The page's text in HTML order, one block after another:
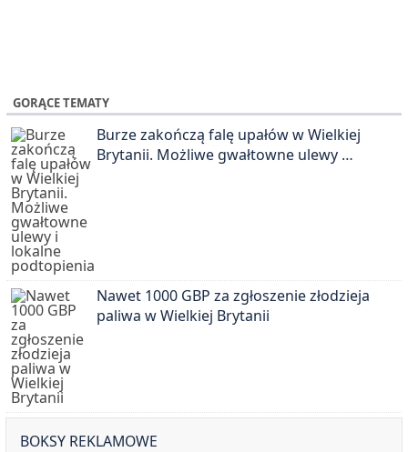
GORĄCE TEMATY
Burze zakończą falę upałów w Wielkiej
Brytanii. Możliwe gwałtowne ulewy …
Nawet 1000 GBP za zgłoszenie złodzieja
paliwa w Wielkiej Brytanii
BOKSY REKLAMOWE